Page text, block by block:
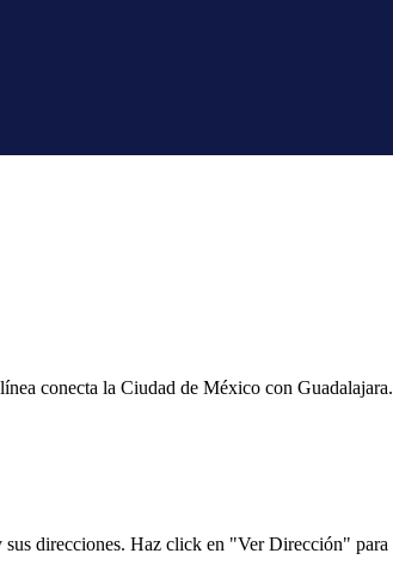
conecta la Ciudad de México con Guadalajara.
direcciones. Haz click en "Ver Dirección"